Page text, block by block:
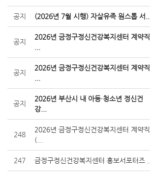
공지 (2026년 7월 시행) 자살유족 원스톱 서...
공지
2026년 금정구정신건강복지센터 계약직
공지
2026년 금정구정신건강복지센터 계약직
공지
2026년 부산시 내 아동·청소년 정신건
강...
248
2026년 금정구정신건강복지센터 계약직
(...
247 금정구정신건강복지센터 홍보서포터즈 ...